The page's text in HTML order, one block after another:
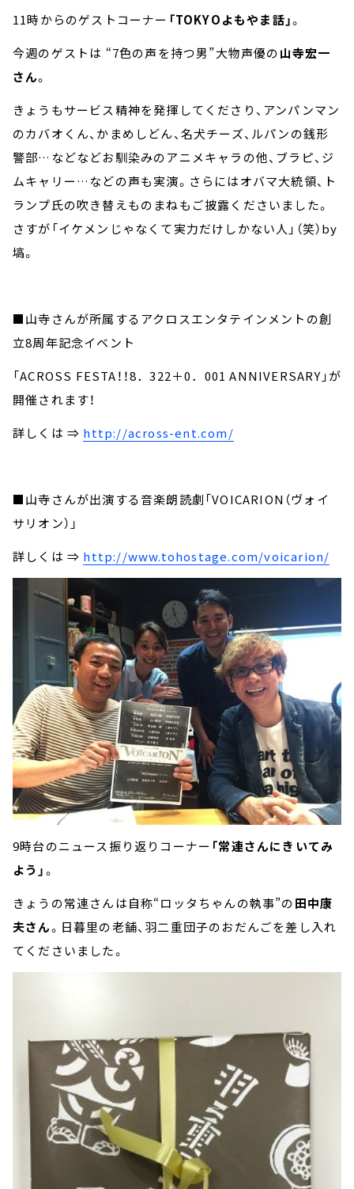
11時からのゲストコーナー 「TOKYOよもやま話」。
今週のゲストは “7色の声を持つ男”大物声優の山寺宏一
さん。
きょうもサービス精神を発揮してくださり、アンパンマン
のカバオくん、かまめしどん、名犬チーズ、ルパンの銭形
警部…などなどお馴染みのアニメキャラの他、ブラピ、ジ
ムキャリー…などの声も実演。さらにはオバマ大統領、ト
ランプ氏の吹き替えものまねもご披露くださいました。
さすが「イケメンじゃなくて実力だけしかない人」（笑）by
塙。
■山寺さんが所属するアクロスエンタテインメントの創
立8周年記念イベント
「ACROSS FESTA！！8．322＋0．001 ANNIVERSARY」が
開催されます！
詳しくは ⇒ http://across-ent.com/
■山寺さんが出演する音楽朗読劇「VOICARION（ヴォイ
サリオン）」
詳しくは ⇒ http://www.tohostage.com/voicarion/
9時台のニュース振り返りコーナー 「常連さんにきいてみ
よう」。
きょうの常連さんは自称“ロッタちゃんの執事”の田中康
夫さん。日暮里の老舗、羽二重団子のおだんごを差し入れ
てくださいました。